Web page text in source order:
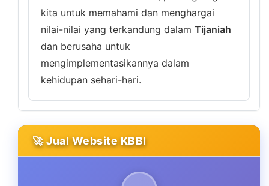
kita untuk memahami dan menghargai
nilai-nilai yang terkandung dalam Tijaniah
dan berusaha untuk
mengimplementasikannya dalam
kehidupan sehari-hari.
🚀 Jual Website KBBI